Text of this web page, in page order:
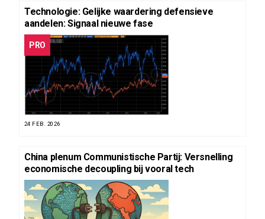
Technologie: Gelijke waardering defensieve
aandelen: Signaal nieuwe fase
PRO
24 FEB. 2026
China plenum Communistische Partij: Versnelling
economische decoupling bij vooral tech